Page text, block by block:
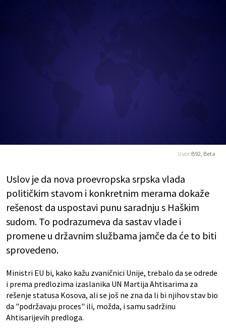
Izvor:B92, Beta
Uslov je da nova proevropska srpska vlada
političkim stavom i konkretnim merama dokaže
rešenost da uspostavi punu saradnju s Haškim
sudom. To podrazumeva da sastav vlade i
promene u državnim službama jamče da će to biti
sprovedeno.
Ministri EU bi, kako kažu zvaničnici Unije, trebalo da se odrede
i prema predlozima izaslanika UN Martija Ahtisarima za
rešenje statusa Kosova, ali se još ne zna da li bi njihov stav bio
da "podržavaju proces" ili, možda, i samu sadržinu
Ahtisarijevih predloga.